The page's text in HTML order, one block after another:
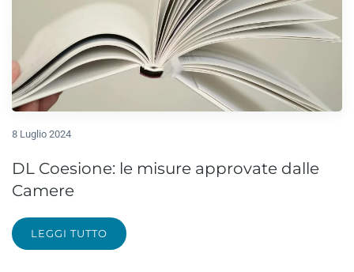
8 Luglio 2024
DL Coesione: le misure approvate dalle
Camere
LEGGI TUTTO